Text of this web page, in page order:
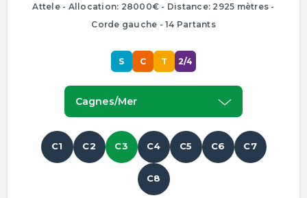
Attele - Allocation: 28000€ - Distance: 2925 mètres -
Corde gauche - 14 Partants
S C T 2/4
Cagnes/mer
C1 C2 C3 C4 C5 C6 C7
C8